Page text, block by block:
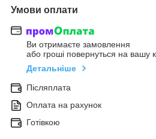
Умови оплати
Ви отримаєте замовлення
або гроші повернуться на вашу
Детальніше
Післяплата
Оплата на рахунок
Готівкою